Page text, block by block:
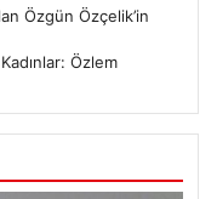
Özgün Özçelik’in
Özlem